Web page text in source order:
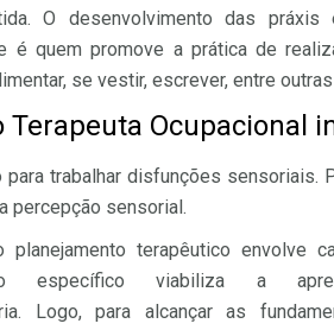
O desenvolvimento das práxis
é quem promove a prática de
se vestir, escrever, entre
Terapeuta Ocupacional
trabalhar disfunções sensoriais.
percepção sensorial.
planejamento terapêutico envolve
específico viabiliza a
Logo, para alcançar as